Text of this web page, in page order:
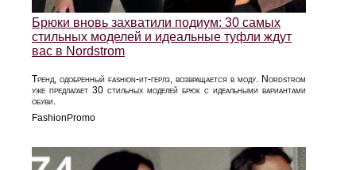
Брюки вновь захватили подиум: 30 самых
стильных моделей и идеальные туфли ждут
вас в Nordstrom
Тренд, одобренный fashion-ит-герлз, возвращается в моду. Nordstrom
уже предлагает 30 стильных моделей брюк с идеальными вариантами
обуви.
FashionPromo